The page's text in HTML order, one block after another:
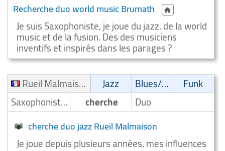
Recherche duo world music Brumath
Je suis Saxophoniste, je joue du jazz, de la world
music et de la fusion. Des des musiciens
inventifs et inspirés dans les parages ?
Rueil Malmaison
Jazz Blues/Swing
Funk
Saxophoniste/Joueur de saxophone
cherche Duo
cherche duo jazz Rueil Malmaison
Je joue depuis plusieurs années, mes influences